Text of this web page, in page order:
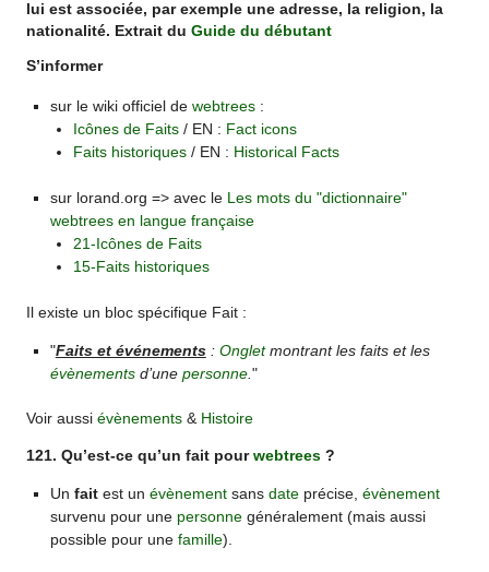
lui est associée, par exemple une adresse, la religion, la
nationalité. Extrait duGuide du débutant
S’informer
sur le wiki officiel de webtrees:
Icônes de Faits / EN : Fact icons
Faits historiques / EN : Historical Facts
sur lorand.org => avec le Les mots du "dictionnaire"
webtrees en langue française
21-Icônes de Faits
15-Faits historiques
Il existe un bloc spécifique Fait :
"Faits et événements: Ongletmontrant les faits et les
évènementsd’une personne. "
Voir aussiévènements & Histoire
121. Qu’est-ce qu’un fait pourwebtrees ?
Un faitest un évènementsans dateprécise, évènement
survenu pour une personnegénéralement (mais aussi
possible pour une famille).